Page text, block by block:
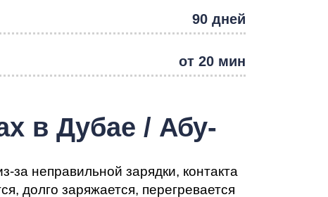
90 дней
от 20 мин
в Дубае / Абу-
неправильной зарядки, контакта
долго заряжается, перегревается